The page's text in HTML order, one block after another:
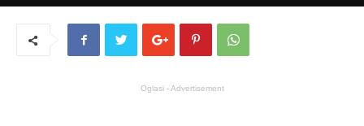
Oglasi - Advertisement